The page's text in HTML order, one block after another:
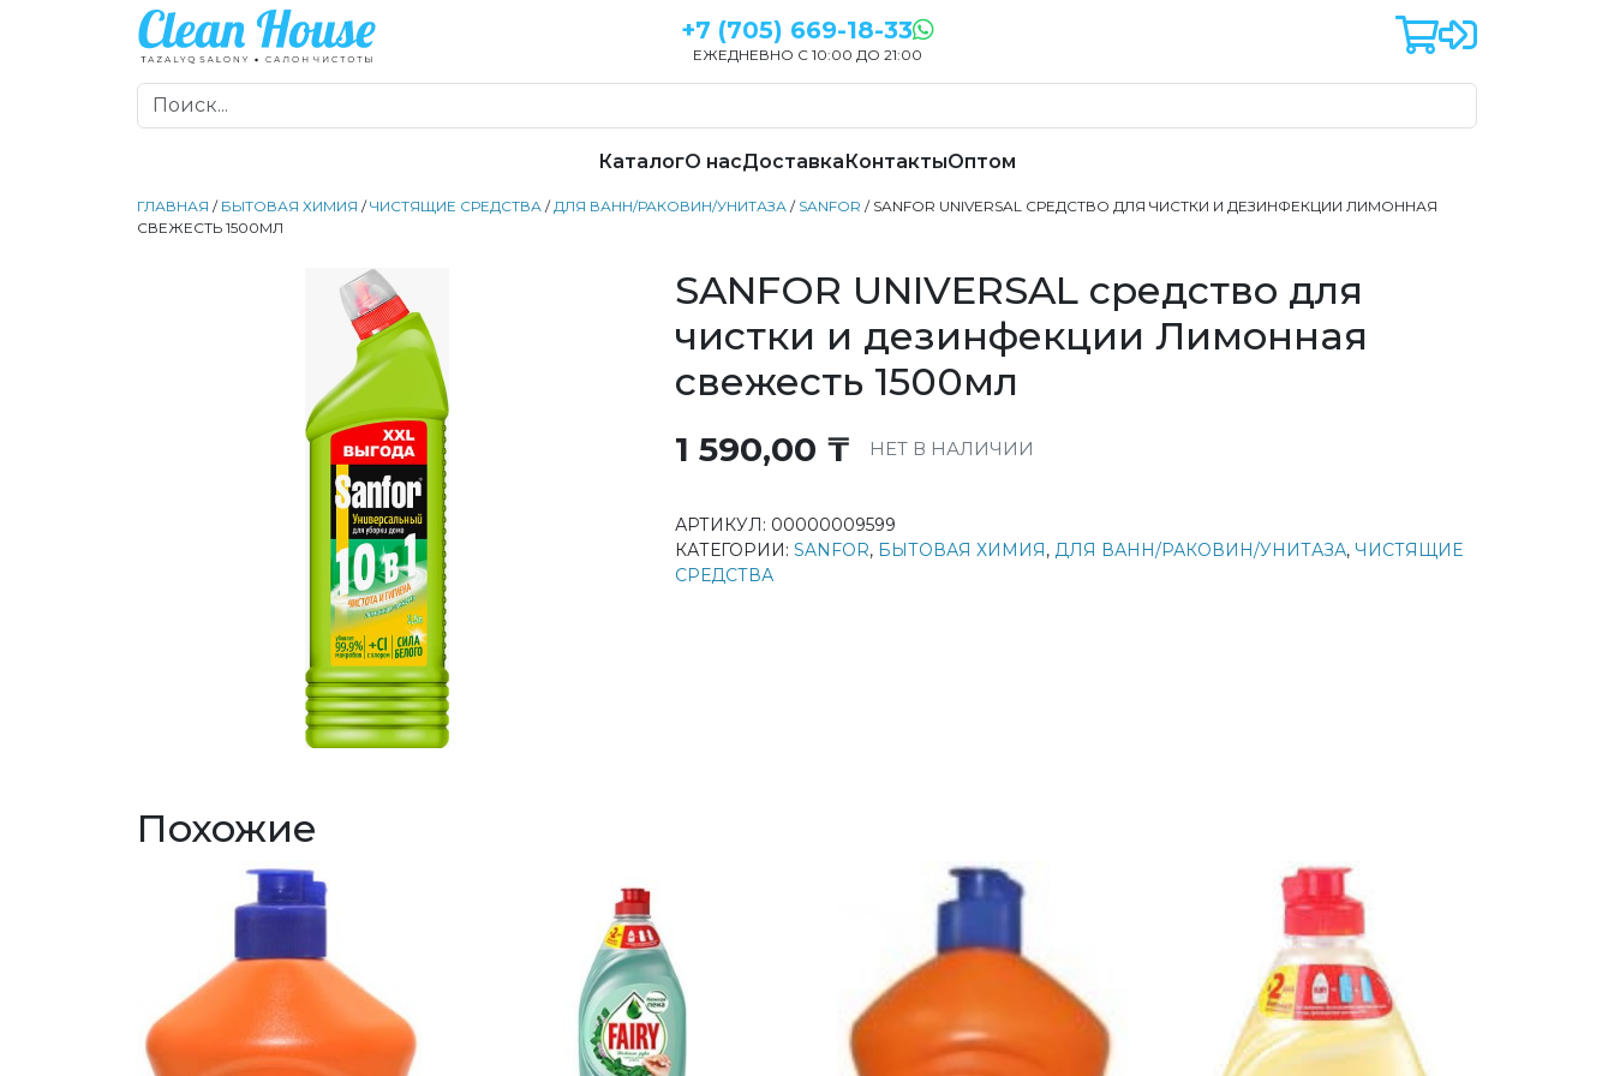
+7 (705) 669-18-33
ЕЖЕДНЕВНО С 10:00 ДО 21:00
КаталогО насДоставкаКонтактыОптом
ГЛАВНАЯ / БЫТОВАЯ ХИМИЯ /ЧИСТЯЩИЕ СРЕДСТВА /ДЛЯ ВАНН/РАКОВИН/УНИТАЗА / SANFOR / SANFOR UNIVERSAL СРЕДСТВО ДЛЯ ЧИСТКИ И ДЕЗИНФЕКЦИИ ЛИМОННАЯ
СВЕЖЕСТЬ 1500МЛ
SANFOR UNIVERSAL средство для
чистки и дезинфекции Лимонная
свежесть 1500мл
1 590,00 ₸ НЕТ В НАЛИЧИИ
АРТИКУЛ: 00000009599
КАТЕГОРИИ: SANFOR, БЫТОВАЯ ХИМИЯ, ДЛЯ ВАНН/РАКОВИН/УНИТАЗА, ЧИСТЯЩИЕ
СРЕДСТВА
Похожие